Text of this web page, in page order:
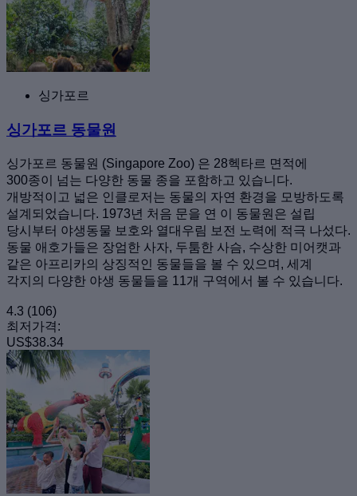
싱가포르
싱가포르 동물원
싱가포르 동물원 (Singapore Zoo) 은 28헥타르 면적에
300종이 넘는 다양한 동물 종을 포함하고 있습니다.
개방적이고 넓은 인클로저는 동물의 자연 환경을 모방하도록
설계되었습니다. 1973년 처음 문을 연 이 동물원은 설립
당시부터 야생동물 보호와 열대우림 보전 노력에 적극 나섰다.
동물 애호가들은 장엄한 사자, 두툼한 사슴, 수상한 미어캣과
같은 아프리카의 상징적인 동물들을 볼 수 있으며, 세계
각지의 다양한 야생 동물들을 11개 구역에서 볼 수 있습니다.
4.3 (106)
최저가격:
US$38.34